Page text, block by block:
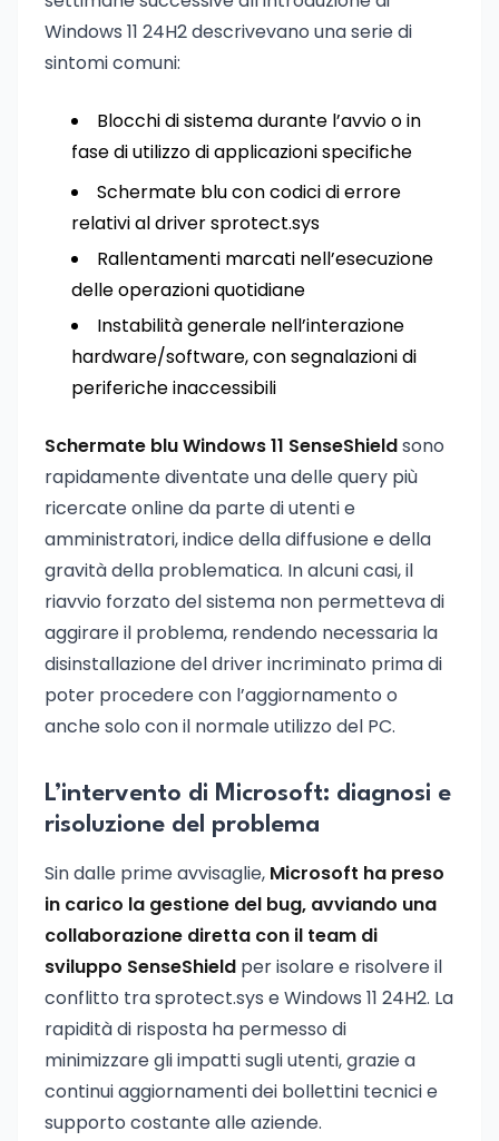
Windows 11 24H2 descrivevano una serie di
sintomi comuni:
Blocchi di sistema durante l’avvio o in
fase di utilizzo di applicazioni specifiche
Schermate blu con codici di errore
relativi al driver sprotect.sys
Rallentamenti marcati nell’esecuzione
delle operazioni quotidiane
Instabilità generale nell’interazione
hardware/software, con segnalazioni di
periferiche inaccessibili
Schermate blu Windows 11 SenseShieldsono
rapidamente diventate una delle query più
ricercate online da parte di utenti e
amministratori, indice della diffusione e della
gravità della problematica. In alcuni casi, il
riavvio forzato del sistema non permetteva di
aggirare il problema, rendendo necessaria la
disinstallazione del driver incriminato prima di
poter procedere con l’aggiornamento o
anche solo con il normale utilizzo del PC.
L’intervento di Microsoft: diagnosi e
risoluzione del problema
Sin dalle prime avvisaglie, Microsoft ha preso
in carico la gestione del bug, avviando una
collaborazione diretta con il team di
sviluppo SenseShield per isolare e risolvere il
conflitto tra sprotect.sys e Windows 11 24H2. La
rapidità di risposta ha permesso di
minimizzare gli impatti sugli utenti, grazie a
continui aggiornamenti dei bollettini tecnici e
supporto costante alle aziende.